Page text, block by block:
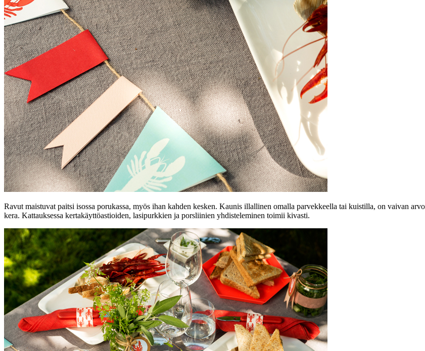
Ravut maistuvat paitsi isossa porukassa, myös ihan kahden kesken. Kaunis illallinen omalla parvekkeella tai kuistilla, on vaivan
kera. Kattauksessa kertakäyttöastioiden, lasipurkkien ja porsliinien yhdisteleminen toimii kivasti.